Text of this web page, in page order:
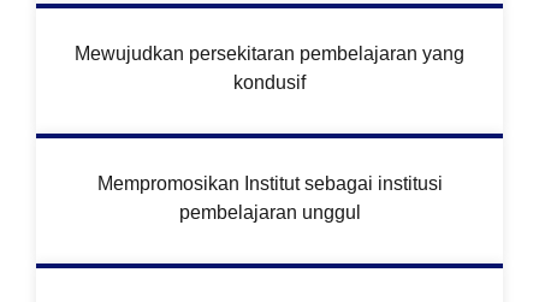
Mewujudkan persekitaran pembelajaran yang
kondusif
Mempromosikan Institut sebagai institusi
pembelajaran unggul